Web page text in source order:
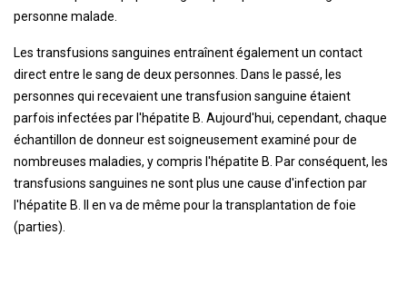
personne malade.
Les transfusions sanguines entraînent également un contact
direct entre le sang de deux personnes. Dans le passé, les
personnes qui recevaient une transfusion sanguine étaient
parfois infectées par l'hépatite B. Aujourd'hui, cependant, chaque
échantillon de donneur est soigneusement examiné pour de
nombreuses maladies, y compris l'hépatite B. Par conséquent, les
transfusions sanguines ne sont plus une cause d'infection par
l'hépatite B. Il en va de même pour la transplantation de foie
(parties).